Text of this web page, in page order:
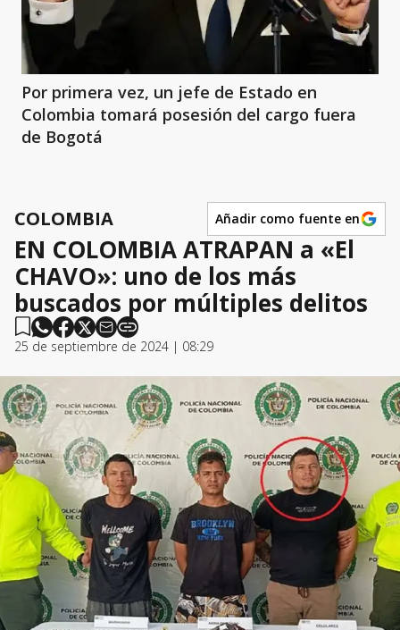
Por primera vez, un jefe de Estado en
Colombia tomará posesión del cargo fuera
de Bogotá
COLOMBIA Añadir como fuente en
EN COLOMBIA ATRAPAN a «El
CHAVO»: uno de los más
buscados por múltiples delitos
25 de septiembre de 2024 | 08:29